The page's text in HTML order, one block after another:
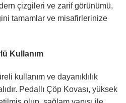
çizgileri ve zarif görünümü,
tamamlar ve misafirlerinize
Kullanım
kullanım ve dayanıklılık
Pedallı Çöp Kovası, yüksek